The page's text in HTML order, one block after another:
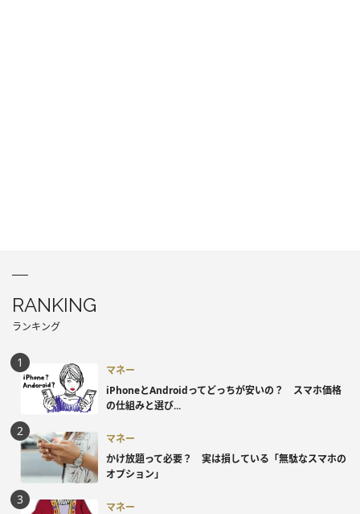
RANKING
ランキング
マネー
iPhoneとAndroidってどっちが安いの？ スマホ価格
の仕組みと選び...
マネー
かけ放題って必要？ 実は損している「無駄なスマホの
オプション」
マネー